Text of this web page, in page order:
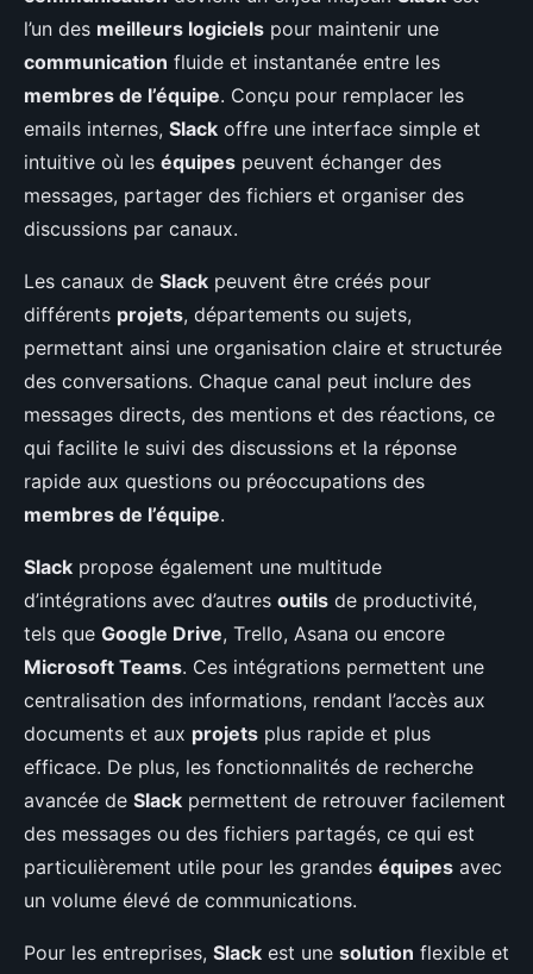
l’un des meilleurs logiciels pour maintenir une
communication fluide et instantanée entre les
membres de l’équipe. Conçu pour remplacer les
emails internes, Slack offre une interface simple et
intuitive où les équipes peuvent échanger des
messages, partager des fichiers et organiser des
discussions par canaux.
Les canaux de Slack peuvent être créés pour
différents projets, départements ou sujets,
permettant ainsi une organisation claire et structurée
des conversations. Chaque canal peut inclure des
messages directs, des mentions et des réactions, ce
qui facilite le suivi des discussions et la réponse
rapide aux questions ou préoccupations des
membres de l’équipe.
Slack propose également une multitude
d’intégrations avec d’autres outils de productivité,
tels que Google Drive, Trello, Asana ou encore
Microsoft Teams. Ces intégrations permettent une
centralisation des informations, rendant l’accès aux
documents et aux projets plus rapide et plus
efficace. De plus, les fonctionnalités de recherche
avancée de Slack permettent de retrouver facilement
des messages ou des fichiers partagés, ce qui est
particulièrement utile pour les grandes équipes avec
un volume élevé de communications.
Pour les entreprises, Slack est une solution flexible et